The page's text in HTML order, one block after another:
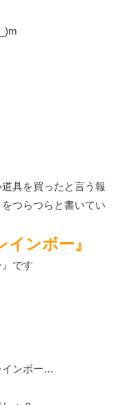
具を買ったと言う報
つらつらと書いてい
ンボー』
です
インボー…